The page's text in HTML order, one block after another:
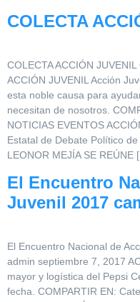
COLECTA
COLECTA ACCIÓN
ACCIÓN JUVENIL Acción
esta noble causa para
necesitan de nosotros.
NOTICIAS EVENTOS
Estatal de Debate Político
LEONOR MEJÍA SE REÚNE
El Encuentro
Juvenil 2017
El Encuentro Nacional de
admin septiembre 7, 2017
mayor y logística del Pepsi
fecha. COMPARTIR EN: